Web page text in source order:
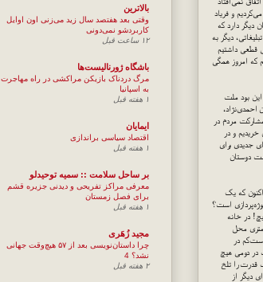
و فریاد
دیگر دارد که
دیگر به
قطعی داشتیم
که امروز همگی
بود ملت
مردم در
و در
جدیدی برای
دوستان
که یک
است؟
در خانه
محل
در
در دومی هیچ
را تلخ
دیگر از
بالاترین
وقتی بعد هفتصد سال زید می‌زنی اون اوایل
کاربردشو نمی‌دونی
۱۲ ساعت قبل
باشگاه ژورنالیست‌ها
مرگ دردناک بازیکن مراکشی در راه مهاجرت
به اسپانیا
۱ هفته قبل
ایمایان
اقتصاد سیاسی براندازی
۱ هفته قبل
بر ساحل سلامت :: سمیه توحیدلو
معرفی مراکز تفریحی و دیدنی جزیره قشم
برای فصل زمستان
۱ هفته قبل
مجيد زُهَری
چرا داستان‌نویسی بعد از ۵۷ هیچ‌وقت جهانی
نشد؟ 4
۲ هفته قبل